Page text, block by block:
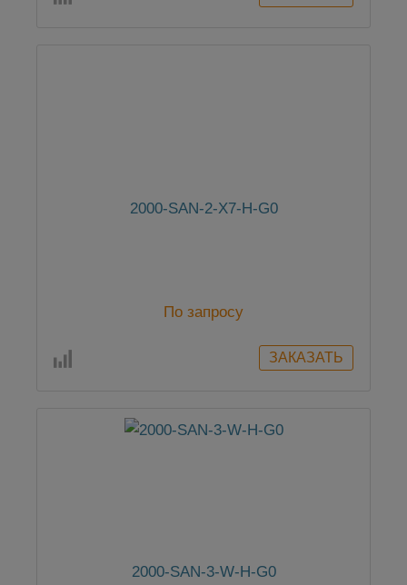
2000-SAN-2-X7-H-G0
По запросу
2000-SAN-3-W-H-G0